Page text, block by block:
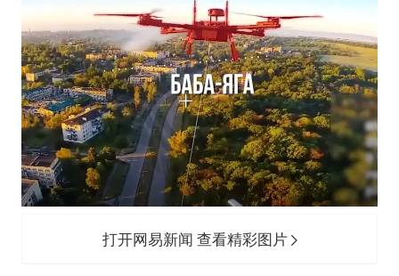
打开网易新闻 查看精彩图片